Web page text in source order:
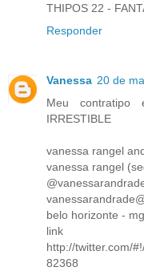
THIPOS 22 -
Responder
Vanessa 20 de
Meu
IRRESTIBLE
vanessa rangel
vanessa rangel
belo horizonte - mg
link
http://twitter.com/
82368